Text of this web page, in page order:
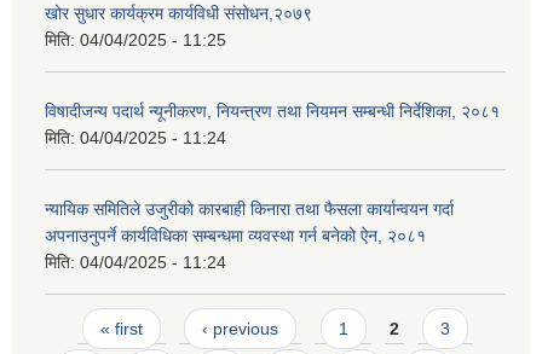
खोर सुधार कार्यक्रम कार्यविधी संसोधन,२०७९
मिति: 04/04/2025 - 11:25
विषादीजन्य पदार्थ न्यूनीकरण, नियन्त्रण तथा नियमन सम्बन्धी निर्देशिका, २०८१
मिति: 04/04/2025 - 11:24
न्यायिक समितिले उजुरीको कारबाही किनारा तथा फैसला कार्यान्वयन गर्दा
अपनाउनुपर्ने कार्यविधिका सम्बन्धमा व्यवस्था गर्न बनेको ऐन, २०८१
मिति: 04/04/2025 - 11:24
Pages
« first ‹ previous 1 2 3